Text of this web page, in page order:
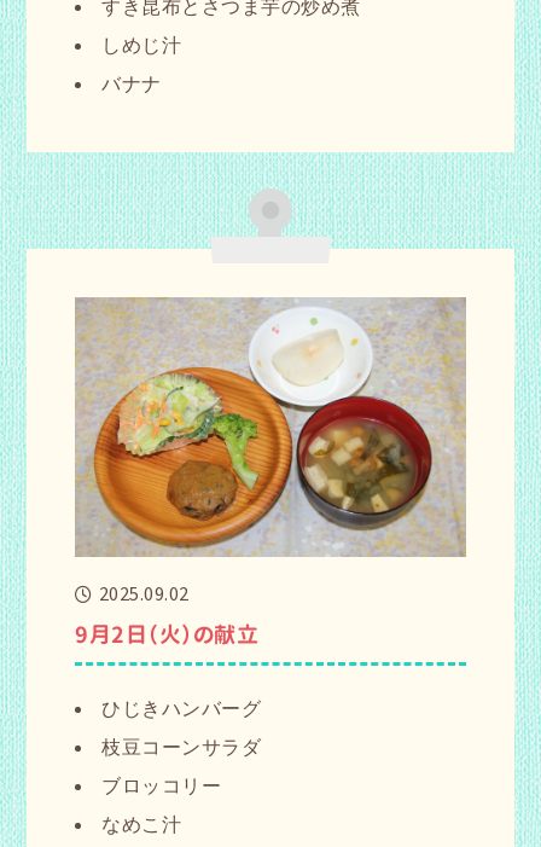
すき昆布とさつま芋の炒め煮
しめじ汁
バナナ
2025.09.02
9月2日（火）の献立
ひじきハンバーグ
枝豆コーンサラダ
ブロッコリー
なめこ汁